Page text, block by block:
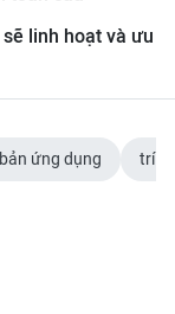
linh hoạt và ưu
ứng dụng trí